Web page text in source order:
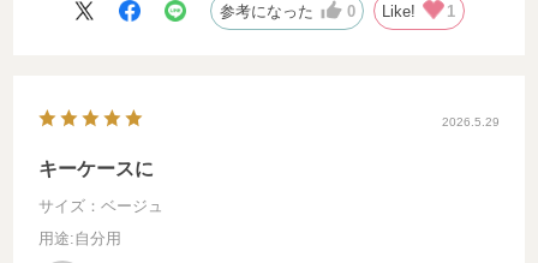
参考になった 0 Like! 1
2026.5.29
キーケースに
サイズ：ベージュ
用途:自分用